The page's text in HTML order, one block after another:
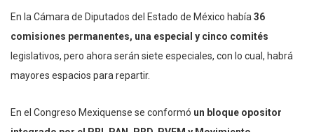
En la Cámara de Diputados del Estado de México había36
comisiones permanentes, una especial y cinco comités
legislativos, pero ahora serán siete especiales, con lo cual, habrá
mayores espacios para repartir.
En el Congreso Mexiquense se conformó un bloque opositor